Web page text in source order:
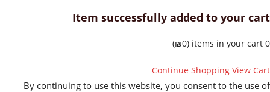
Item successfully added to your
₪0
)
Continue Shopping View
By continuing to use this website, you consent to the